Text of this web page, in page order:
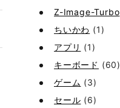
Z-Image-Turbo
ちいかわ (1)
アプリ (1)
キーボード (60)
ゲーム (3)
セール (6)